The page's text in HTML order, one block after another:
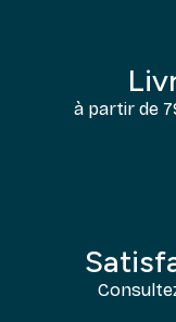
à partir de